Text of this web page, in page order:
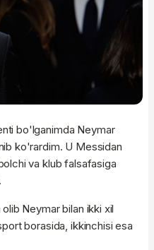
bo'lganimda Neymar
ko'rardim. U Messidan
va klub falsafasiga
Neymar bilan ikki xil
borasida, ikkinchisi esa